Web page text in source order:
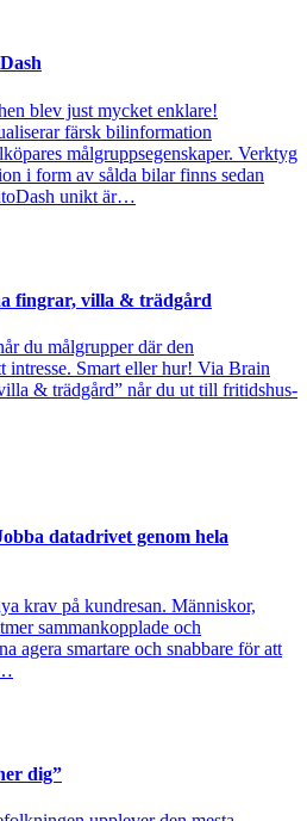
blev just mycket enklare!
färsk bilinformation
målgruppsegenskaper. Verktyg
i form av sålda bilar finns sedan
unikt är…
fingrar, villa & trädgård
du målgrupper där den
intresse. Smart eller hur! Via Brain
& trädgård” når du ut till fritidshus-
datadrivet genom hela
krav på kundresan. Människor,
sammankopplade och
agera smartare och snabbare för att
dig”